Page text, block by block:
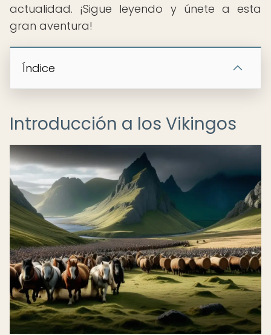
actualidad. ¡Sigue leyendo y únete a esta
gran aventura!
Índice
Introducción a los Vikingos